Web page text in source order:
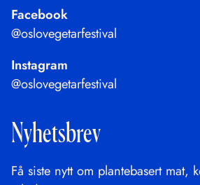
Facebook
@oslovegetarfestival
Instagram
@oslovegetarfestival
Nyhetsbrev
Få siste nytt om plantebasert mat,